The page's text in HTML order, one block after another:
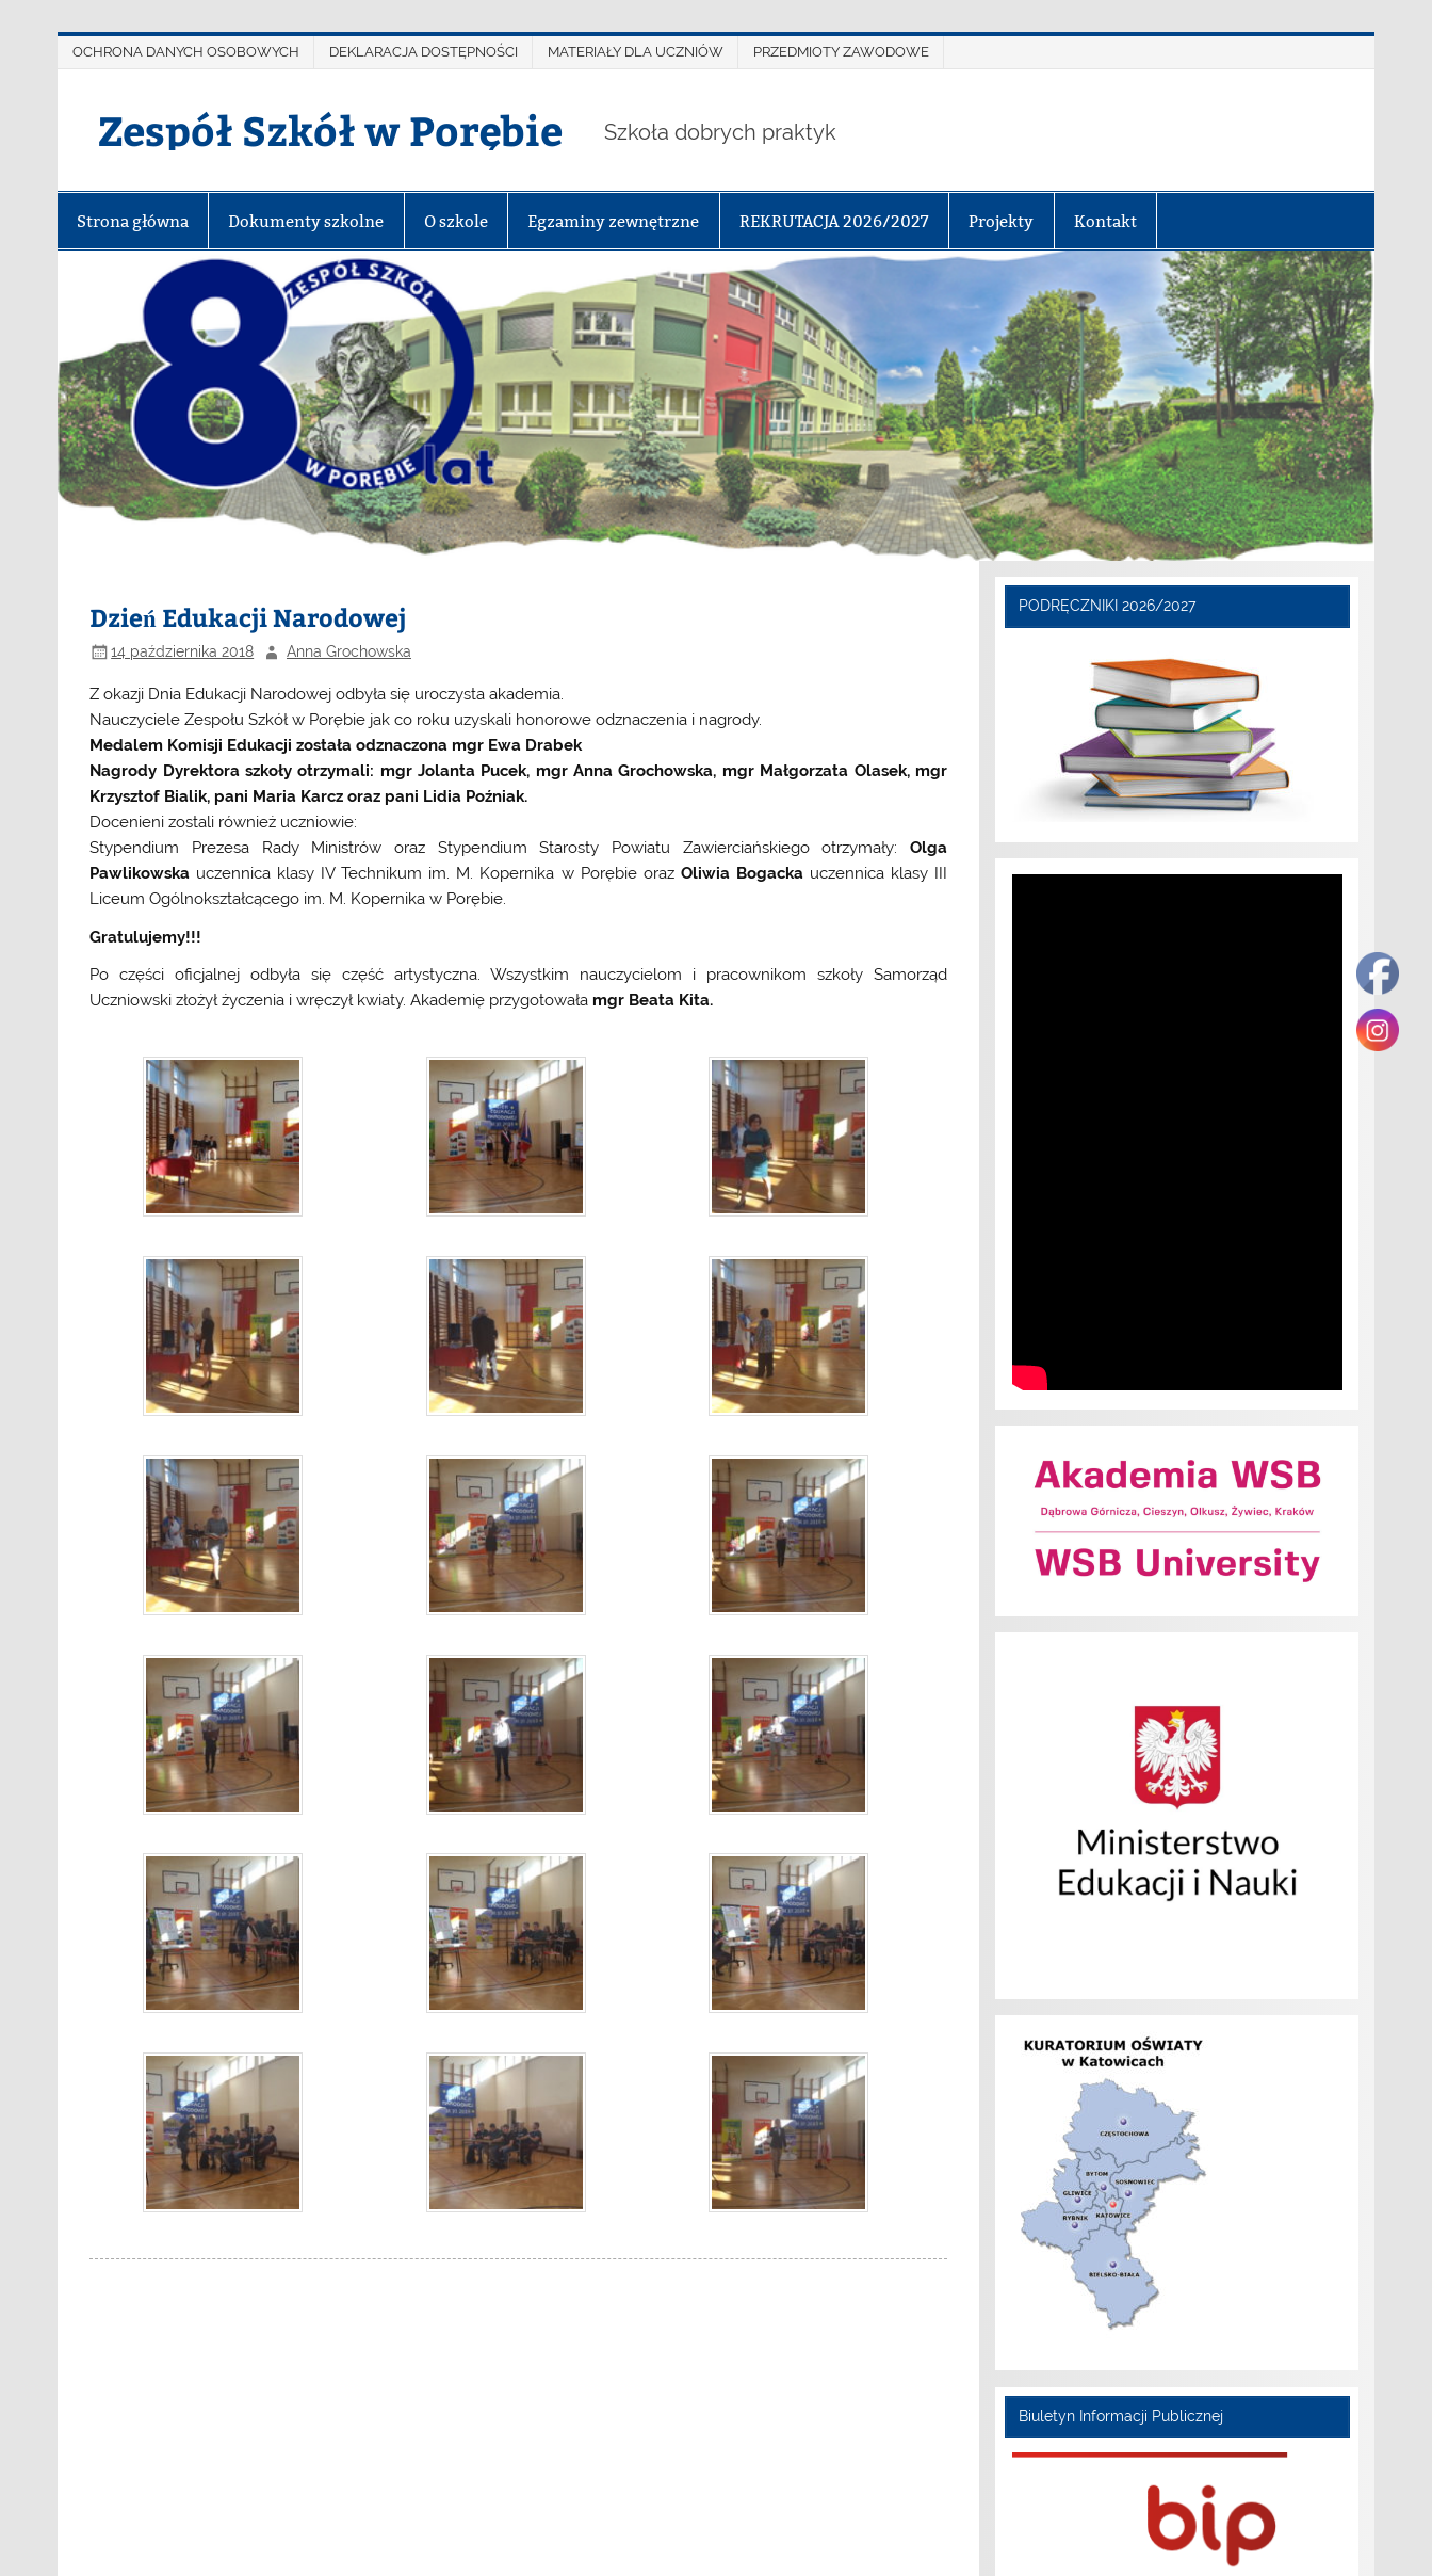
OCHRONA DANYCH OSOBOWYCH DEKLARACJA DOSTĘPNOŚCI MATERIAŁY DLA UCZNIÓW PRZEDMIOTY ZAWODOWE
Zespół Szkół w Porębie Szkoła dobrych praktyk
Strona główna Dokumenty szkolne O szkole Egzaminy zewnętrzne REKRUTACJA 2026/2027 Projekty Kontakt
Dzień Edukacji Narodowej
14 października 2018 Anna Grochowska
Z okazji Dnia Edukacji Narodowej odbyła się uroczysta akademia.
Nauczyciele Zespołu Szkół w Porębie jak co roku uzyskali honorowe odznaczenia i nagrody.
Medalem Komisji Edukacji została odznaczona mgr Ewa Drabek
Nagrody Dyrektora szkoły otrzymali: mgr Jolanta Pucek, mgr Anna Grochowska, mgr Małgorzata Olasek, mgr
Krzysztof Bialik, pani Maria Karcz oraz pani Lidia Poźniak.
Docenieni zostali również uczniowie:
Stypendium Prezesa Rady Ministrów oraz Stypendium Starosty Powiatu Zawierciańskiegootrzymały: Olga
Pawlikowska uczennica klasy IV Technikum im. M. Kopernika w Porębie oraz Oliwia Bogackauczennica klasy III
Liceum Ogólnokształcącego im. M. Kopernika w Porębie.
Gratulujemy!!!
Po części oficjalnej odbyła się część artystyczna. Wszystkim nauczycielom i pracownikom szkoły Samorząd
Uczniowski złożył życzenia i wręczył kwiaty. Akademię przygotowała mgr Beata Kita.
PODRĘCZNIKI 2026/2027
Biuletyn Informacji Publicznej